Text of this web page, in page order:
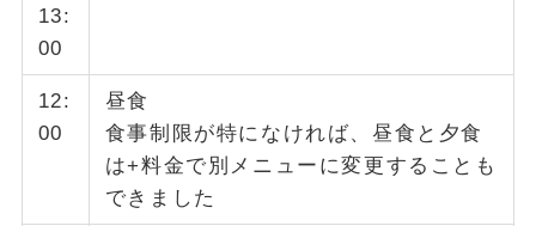
13:
00
12:
00
昼食
食事制限が特になければ、昼食と夕食
は+料金で別メニューに変更することも
できました